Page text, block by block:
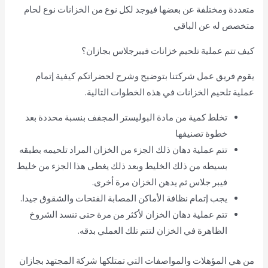
متعددة ومختلفة عن بعضها فيوجد لكل نوع من الخزانات نوع لحام
متخصص له عن الباقي
كيف تتم عملية تلحيم خزانات فيبرجلاس بجازان؟
يقوم فريق عمل شركتنا بتوضيح وشرح لحضراتكم كيفية إتمام
عملية تلحيم الخزانات في هذه الخطوات التالية.
تخلط كمية من مادة البوليستر المجفف بنسبة محددة بعد
خطوة تصنيفها
تتم عملية دهان ذلك الجزء من الخزان المراد تلحيمه بطبقه
بسيطه من ذلك الخليط وبعد ذلك يغطى هذا الجزء من خليط
فيبر جلاس ثم يدهن الخزان مرة أخرى.
يجب إتمام نظافة الأماكن المصابة الفتحات والشقوق جيدا.
تتم عملية دهان الخزان لأكثر من مرة حتى تنسد الشروخ
الظاهرة في الخزان لتتم تلك العملي بدقه.
من هي المؤهلات والمواصفات التي تمتلكها شركة المجتهد بجازان